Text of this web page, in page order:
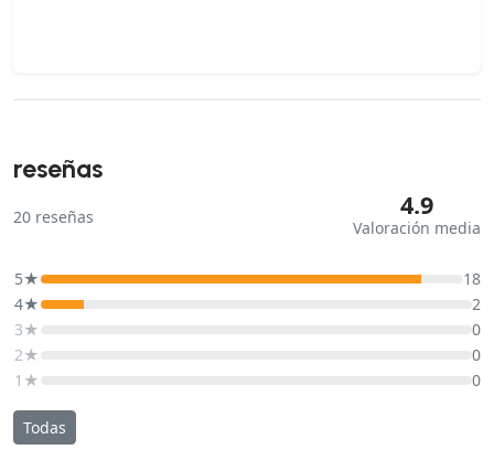
reseñas
20 reseñas 4.9
Valoración media
5★
18
4★
2
3★
0
2★
0
1★
0
Todas